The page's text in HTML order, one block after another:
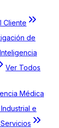
Cliente
de
Inteligencia
Ver Todos
Médica
e